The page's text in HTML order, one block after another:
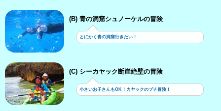
(B) 青の洞窟シュノーケルの冒険
とにかく青の洞窟行きたい！
(C) シーカヤック断崖絶壁の冒険
小さいお子さんもOK！カヤックのプチ冒険！